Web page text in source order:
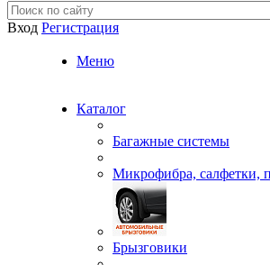
Вход Регистрация
Меню
Каталог
Багажные системы
Микрофибра, салфетки,
Брызговики